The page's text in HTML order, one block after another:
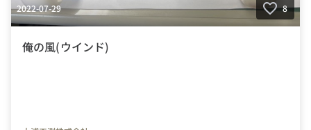
2022-07-29 8
俺の風(ウインド)